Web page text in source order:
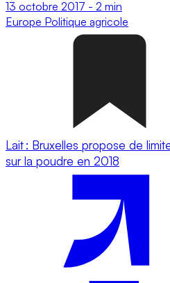
13 octobre 2017 - 2 min
Europe Politique agricole
Lait : Bruxelles propose de
sur la poudre en 2018